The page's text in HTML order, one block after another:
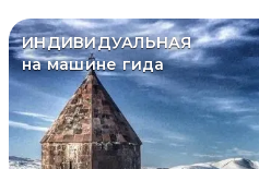
ИНДИВИДУАЛЬНАЯ
на машине гида